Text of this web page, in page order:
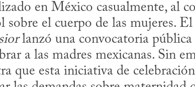
en México casualmente, al
sobre el cuerpo de las mujeres.
lanzó una convocatoria
a las madres mexicanas. Sin
que esta iniciativa de